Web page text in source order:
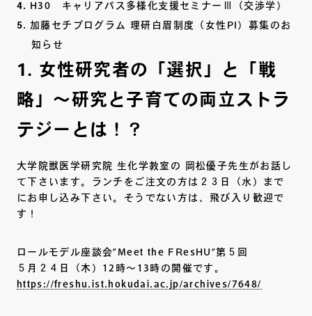
H30 キャリアパス多様化支援セミナーⅢ（交渉学）
加藤セチプログラム 理研白眉制度（女性PI）募集のお
知らせ
1. 女性研究者の「選択」と「戦
略」～研究と子育ての両立ストラ
テジーとは！？
大学院獣医学研究院 生化学教室の 岡松優子先生がお話し
て下さいます。ランチをご注文の方は２３日（水）まで
にお申し込み下さい。そうでない方は、飛び入り歓迎で
す！
ロールモデル座談会”Meet the FResHU”第５回
５月２４日（木）12時～13時の開催です。
https://freshu.ist.hokudai.ac.jp/archives/7648/